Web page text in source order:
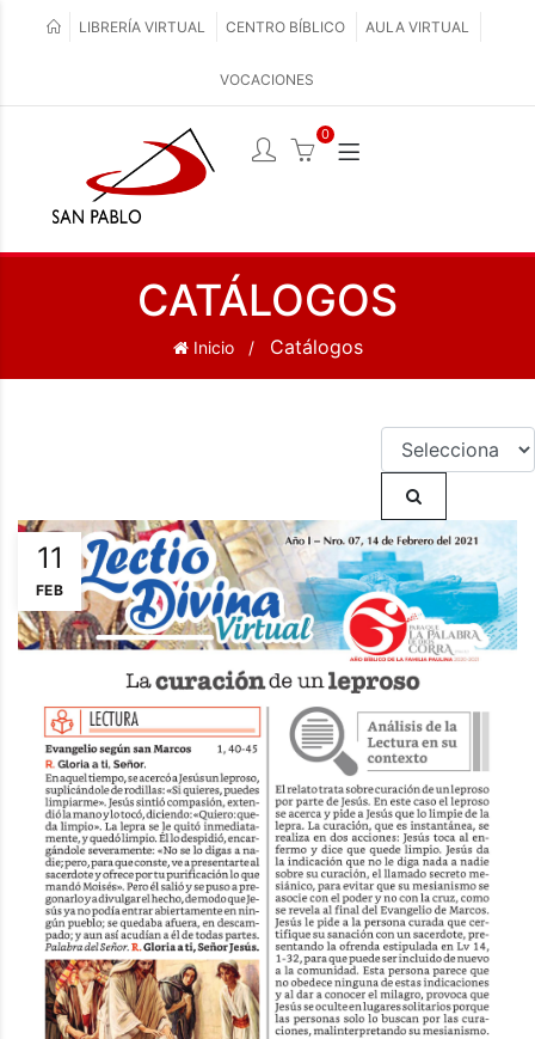
LIBRERÍA VIRTUAL CENTRO BÍBLICO AULA VIRTUAL
VOCACIONES
0
CATÁLOGOS
Inicio Catálogos
11
FEB